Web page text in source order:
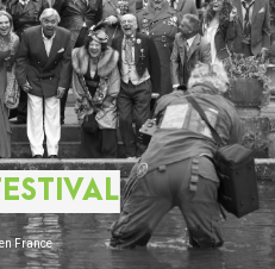
France